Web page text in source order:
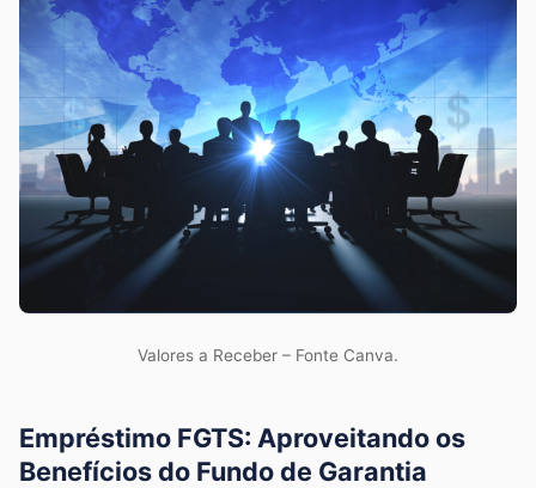
Valores a Receber – Fonte Canva.
Empréstimo FGTS: Aproveitando os
Benefícios do Fundo de Garantia